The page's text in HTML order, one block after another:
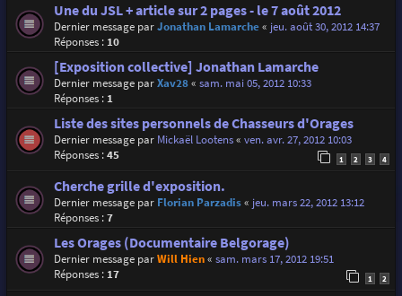
Une du JSL + article sur 2 pages - le 7 août 2012
Dernier message parJonathan Lamarche« jeu. août 30, 2012 14:37
Réponses : 10
[Exposition collective] Jonathan Lamarche
Dernier message parXav28« sam. mai 05, 2012 10:33
Réponses : 1
Liste des sites personnels de Chasseurs d'Orages
Dernier message par Mickaël Lootens« ven. avr. 27, 2012 10:03
Réponses :45 1 2 3 4
Cherche grille d'exposition.
Dernier message par Florian Parzadis« jeu. mars 22, 2012 13:12
Réponses :7
Les Orages (Documentaire Belgorage)
Dernier message parWill Hien« sam. mars 17, 2012 19:51
Réponses : 17 1 2